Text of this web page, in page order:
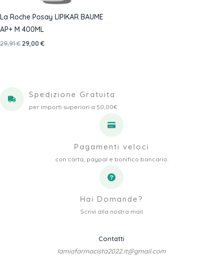
La Roche Posay LIPIKAR BAUME
AP+ M 400ML
29,91€Il
29,00€Il
Spedizione Gratuita
per importi superiori a 50,00€
Pagamenti veloci
con carta, paypal e bonifico bancario.
Hai Domande?
Scrivi alla nostra mail
Contatti
lamiafarmacista2022.it@gmail.com